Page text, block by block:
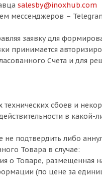
salesby@inoxhub.com
мессенджеров –
заявку для
принимается
Счета и для
сбоев и
в какой-
подтвердить либо
Товара в случае:
о Товаре, размещенная
(по цене за